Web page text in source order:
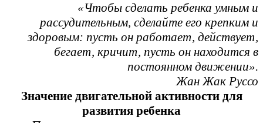
«Чтобы сделать ребенка умным и
рассудительным, сделайте его крепким и
здоровым: пусть он работает, действует,
бегает, кричит, пусть он находится в
постоянном движении».
Жан Жак Руссо
Значение двигательной активности для
развития ребенка